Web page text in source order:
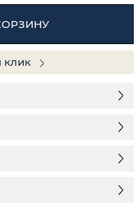
клик